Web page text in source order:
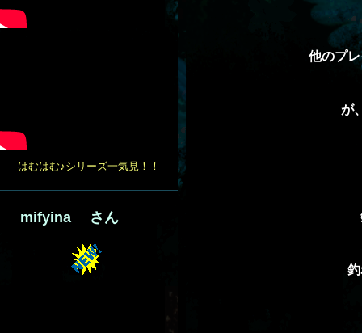
他のプ
が
はむはむ♪シリーズ一気見！！
mifyina さん